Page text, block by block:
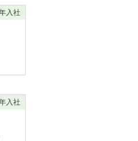
入社
入社